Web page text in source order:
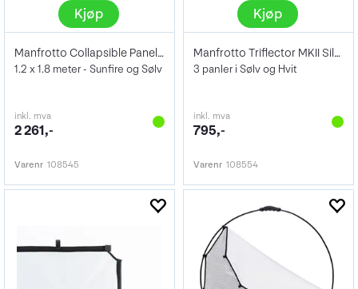
Kjøp
Manfrotto Collapsible Panelite Reflector
1.2 x 1.8 meter - Sunfire og Sølv
inkl. mva
2 261,-
Varenr 108545
Kjøp
Manfrotto Triflector MKII Silver/White
3 panler i Sølv og Hvit
inkl. mva
795,-
Varenr 108554